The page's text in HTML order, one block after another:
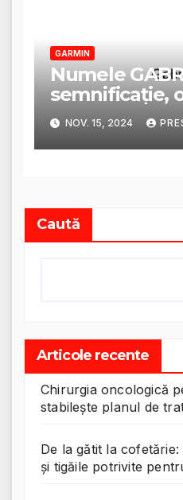
GARMIN
Numele
semnificație,
trăsături și
NOV. 15, 2024
Caută
Articole recente
Chirurgia oncologică
stabilește planul de
De la gătit la
și tigăile potrivite